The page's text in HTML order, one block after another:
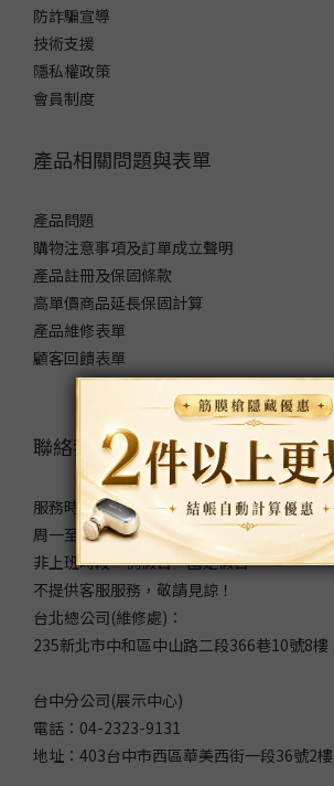
防詐騙宣導
技術支援
隱私權政策
會員制度
產品相關問題與表單
產品問題
購物注意事項及訂單成立聲明
產品註冊及保固條款
高單價商品延長保固計算
產品維修表單
顧客回饋表單
聯絡我們
服務時間：
周一至周五 9:00～12:00/13:00～18:00
非上班時段、例假日、國定假日
不提供客服服務，敬請見諒！
台北總公司(維修處)：
235新北市中和區中山路二段366巷10號8樓
台中分公司(展示中心)
電話：04-2323-9131
地址：403台中市西區華美西街一段36號2樓